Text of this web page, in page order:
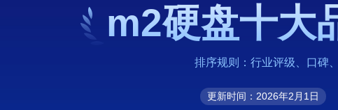
m2硬盘十大
排序规则：行业评级、口碑
更新时间：2026年2月1日